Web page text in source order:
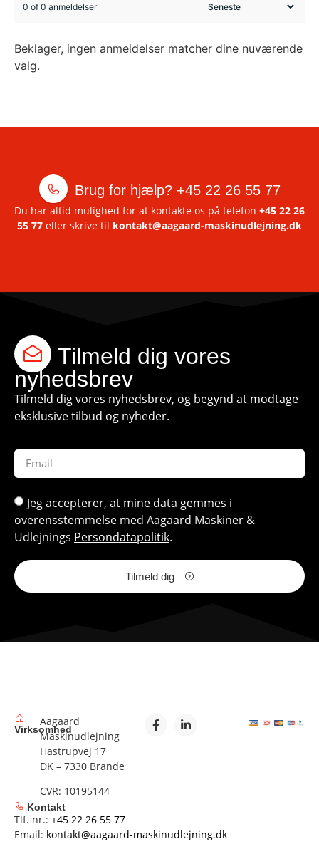
0 of 0 anmeldelser
Beklager, ingen anmeldelser matcher dine nuværende
valg.
Brug for hjælp? +45 22 26 55 77
Du har altid mulighed for at kontakte os på telefon +45 22 26
55 77 eller skrive til kontakt@aagaard-maskinudlejning.dk
Tilmeld dig vores
nyhedsbrev
Tilmeld dig vores nyhedsbrev, og begynd at modtage
eksklusive tilbud og nyheder.
Jeg accepterer, at mine data gemmes i
overensstemmelse med Aagaard Maskiner &
Udlejnings Persondatapolitik.
Tilmeld dig
Virksomhed
Aagaard
Maskinudlejning
Hastrupvej 17
DK – 7330 Brande
CVR: 10195144
Kontakt
Tlf. nr.: +45 22 26 55 77
Email: kontakt@aagaard-maskinudlejning.dk